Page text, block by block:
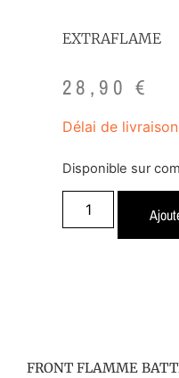
EXTRAFLAME
28,90€
Délai de
Disponible sur
FRONT FLAMME